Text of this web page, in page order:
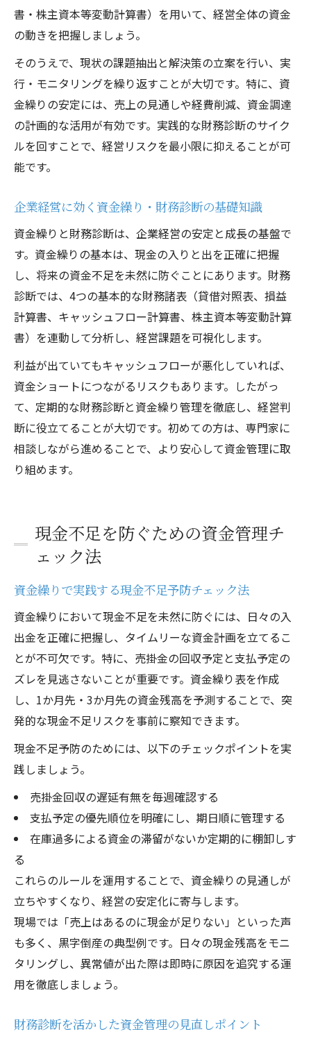
書・株主資本等変動計算書）を用いて、経営全体の資金
の動きを把握しましょう。
そのうえで、現状の課題抽出と解決策の立案を行い、実
行・モニタリングを繰り返すことが大切です。特に、資
金繰りの安定には、売上の見通しや経費削減、資金調達
の計画的な活用が有効です。実践的な財務診断のサイク
ルを回すことで、経営リスクを最小限に抑えることが可
能です。
企業経営に効く資金繰り・財務診断の基礎知識
資金繰りと財務診断は、企業経営の安定と成長の基盤で
す。資金繰りの基本は、現金の入りと出を正確に把握
し、将来の資金不足を未然に防ぐことにあります。財務
診断では、4つの基本的な財務諸表（貸借対照表、損益
計算書、キャッシュフロー計算書、株主資本等変動計算
書）を連動して分析し、経営課題を可視化します。
利益が出ていてもキャッシュフローが悪化していれば、
資金ショートにつながるリスクもあります。したがっ
て、定期的な財務診断と資金繰り管理を徹底し、経営判
断に役立てることが大切です。初めての方は、専門家に
相談しながら進めることで、より安心して資金管理に取
り組めます。
現金不足を防ぐための資金管理チ
ェック法
資金繰りで実践する現金不足予防チェック法
資金繰りにおいて現金不足を未然に防ぐには、日々の入
出金を正確に把握し、タイムリーな資金計画を立てるこ
とが不可欠です。特に、売掛金の回収予定と支払予定の
ズレを見逃さないことが重要です。資金繰り表を作成
し、1か月先・3か月先の資金残高を予測することで、突
発的な現金不足リスクを事前に察知できます。
現金不足予防のためには、以下のチェックポイントを実
践しましょう。
売掛金回収の遅延有無を毎週確認する
支払予定の優先順位を明確にし、期日順に管理する
在庫過多による資金の滞留がないか定期的に棚卸しす
る
これらのルールを運用することで、資金繰りの見通しが
立ちやすくなり、経営の安定化に寄与します。
現場では「売上はあるのに現金が足りない」といった声
も多く、黒字倒産の典型例です。日々の現金残高をモニ
タリングし、異常値が出た際は即時に原因を追究する運
用を徹底しましょう。
財務診断を活かした資金管理の見直しポイント